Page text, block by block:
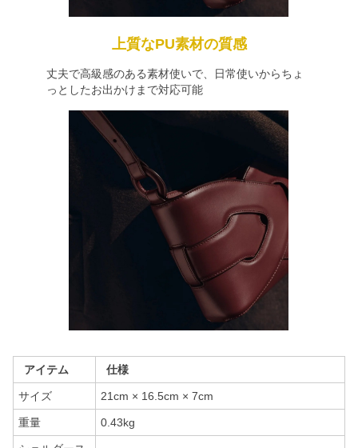
上質なPU素材の質感
丈夫で高級感のある素材使いで、日常使いからちょ
っとしたお出かけまで対応可能
アイテム 仕様
サイズ 21cm × 16.5cm × 7cm
重量 0.43kg